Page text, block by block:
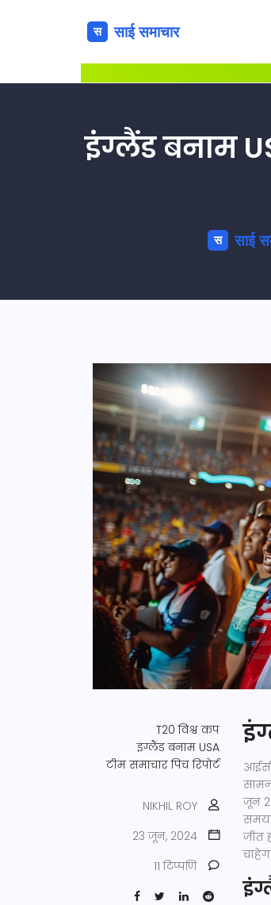
इंग्लैंड बनाम
T20 विश्व कप
इंग्लैंड बनाम USA
टीम समाचार पिच रिपोर्ट
NIKHIL ROY
23 जून, 2024
11 टिप्पणि
जून
जीत